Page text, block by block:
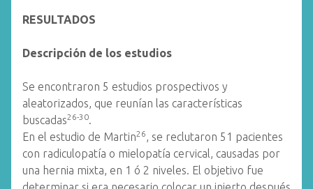
RESULTADOS
Descripción de los estudios
Se encontraron 5 estudios prospectivos y
aleatorizados, que reunían las características
buscadas26-30.
En el estudio de Martin26, se reclutaron 51 pacientes
con radiculopatía o mielopatía cervical, causadas por
una hernia mixta, en 1 ó 2 niveles. El objetivo fue